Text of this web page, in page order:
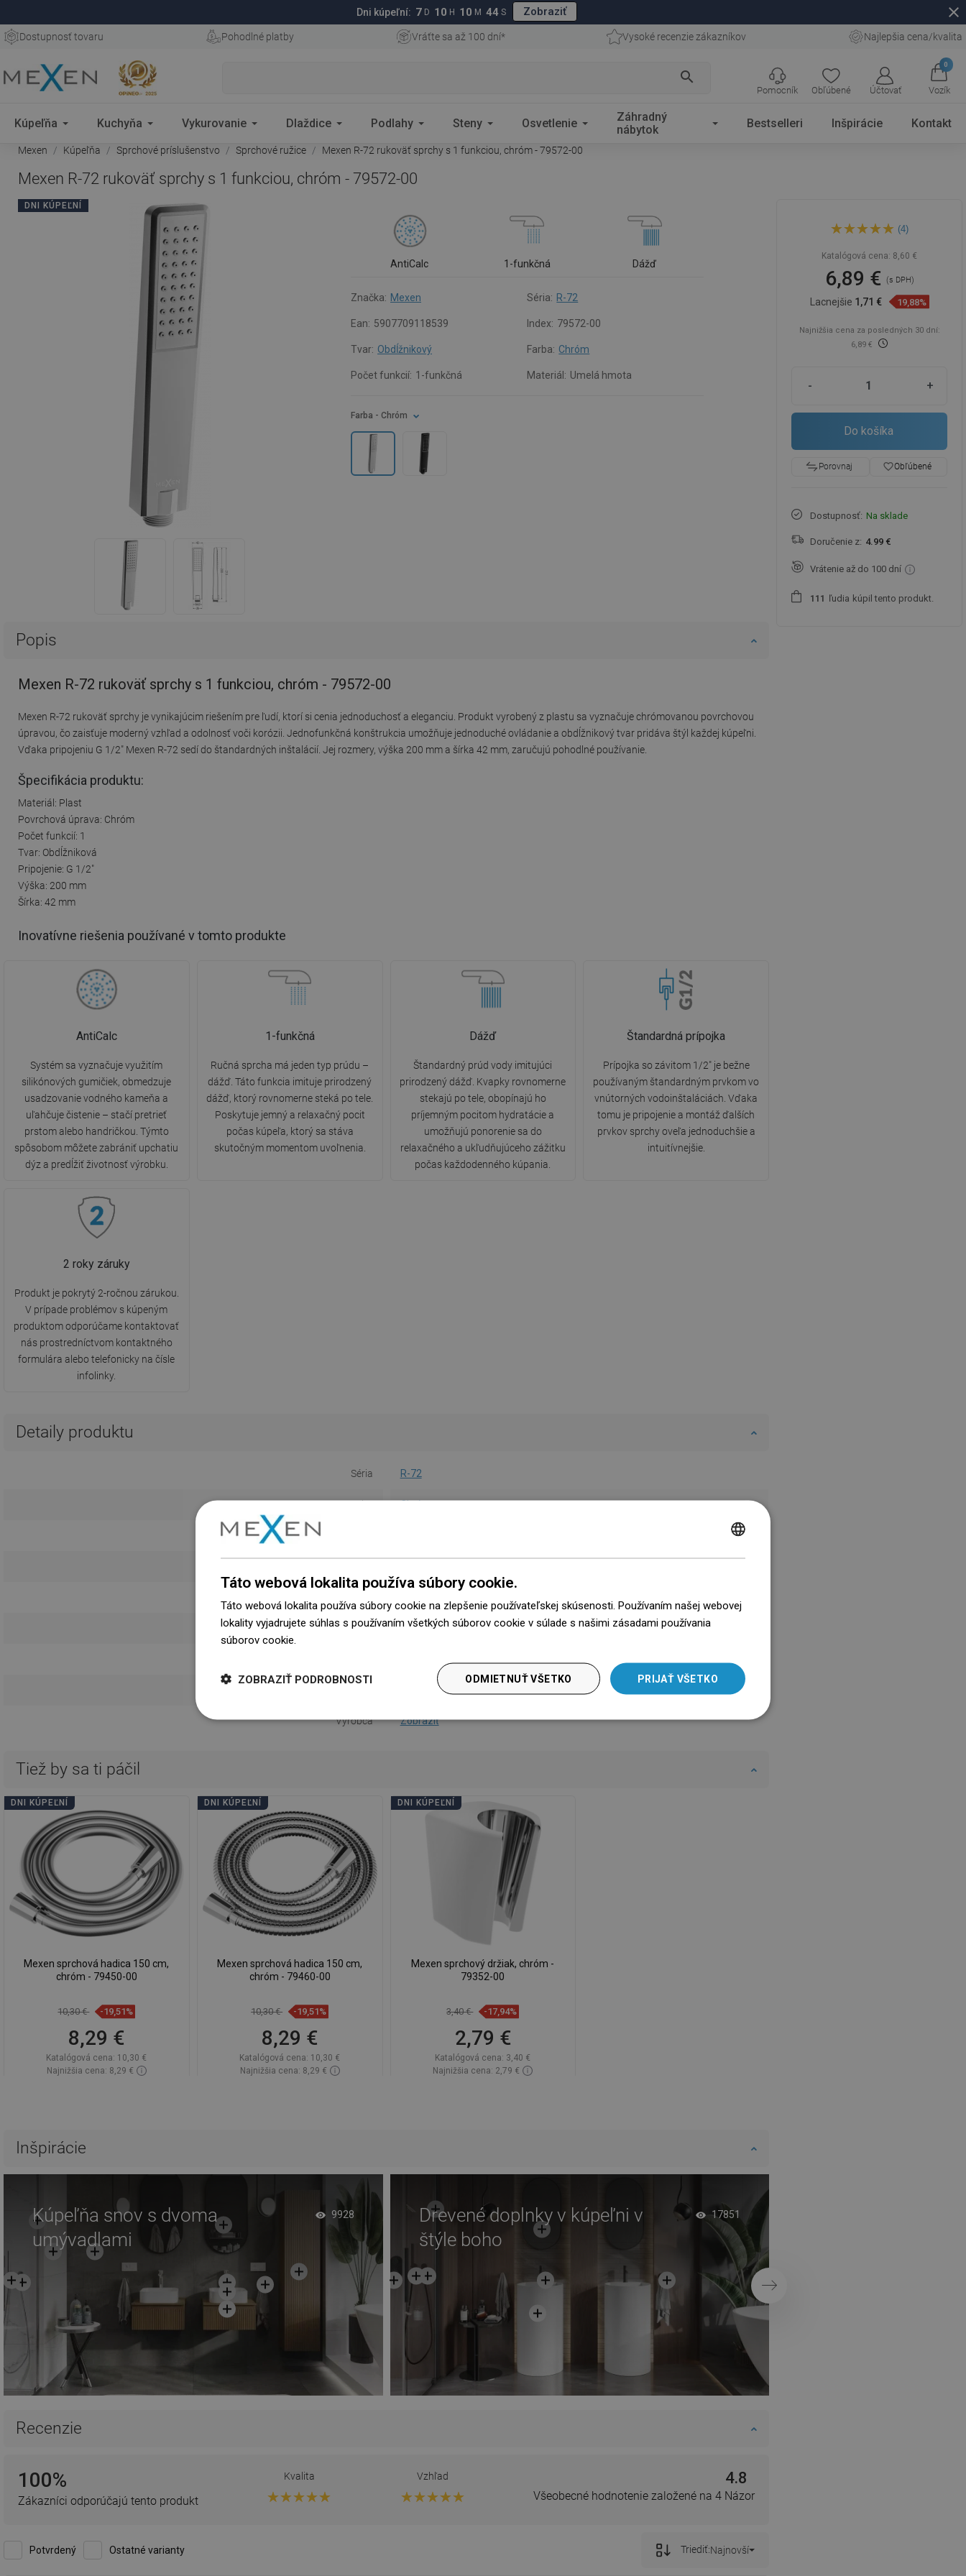
Dni kúpeľní: 7 D 10 H 10 M 43 S Zobraziť close
Dostupnosť tovaru Pohodlné platby Vráťte sa až 100 dní* Vysoké recenzie zákazníkov Najlepšia cena/kvalita
search
Obľúbené Účtovať
0
Vozík
Pomocník
Kúpeľňa Kuchyňa Vykurovanie Dlaždice Podlahy Steny Osvetlenie
Záhradný
nábytok
Bestselleri Inšpirácie Kontakt
Mexen Kúpeľňa Sprchové príslušenstvo Sprchové ružice Mexen R-72 rukoväť sprchy s 1 funkciou, chróm - 79572-00
Mexen R-72 rukoväť sprchy s 1 funkciou, chróm - 79572-00
DNI KÚPEĽNÍ
AntiCalc 1-funkčná Dážď
Značka: Mexen Séria: R-72
Ean: 5907709118539 Index: 79572-00
Tvar: Obdĺžnikový Farba: Chróm
Počet funkcií: 1-funkčná Materiál: Umelá hmota
Farba - Chróm
Popis
Mexen R-72 rukoväť sprchy s 1 funkciou, chróm - 79572-00
Mexen R-72 rukoväť sprchy je vynikajúcim riešením pre ľudí, ktorí si cenia jednoduchosť a eleganciu. Produkt vyrobený z plastu sa vyznačuje chrómovanou povrchovou
úpravou, čo zaisťuje moderný vzhľad a odolnosť voči korózii. Jednofunkčná konštrukcia umožňuje jednoduché ovládanie a obdĺžnikový tvar pridáva štýl každej kúpeľni.
Vďaka pripojeniu G 1/2" Mexen R-72 sedí do štandardných inštalácií. Jej rozmery, výška 200 mm a šírka 42 mm, zaručujú pohodlné používanie.
Špecifikácia produktu:
Materiál: Plast
Povrchová úprava: Chróm
Počet funkcií: 1
Tvar: Obdĺžniková
Pripojenie: G 1/2"
Výška: 200 mm
Šírka: 42 mm
Inovatívne riešenia používané v tomto produkte
AntiCalc
Systém sa vyznačuje využitím
silikónových gumičiek, obmedzuje
usadzovanie vodného kameňa a
uľahčuje čistenie – stačí pretrieť
prstom alebo handričkou. Týmto
spôsobom môžete zabrániť upchatiu
dýz a predĺžiť životnosť výrobku.
1-funkčná
Ručná sprcha má jeden typ prúdu –
dážď. Táto funkcia imituje prirodzený
dážď, ktorý rovnomerne steká po tele.
Poskytuje jemný a relaxačný pocit
počas kúpeľa, ktorý sa stáva
skutočným momentom uvoľnenia.
Dážď
Štandardný prúd vody imitujúci
prirodzený dážď. Kvapky rovnomerne
stekajú po tele, obopínajú ho
príjemným pocitom hydratácie a
umožňujú ponorenie sa do
relaxačného a ukľudňujúceho zážitku
počas každodenného kúpania.
Štandardná prípojka
Prípojka so závitom 1/2" je bežne
používaným štandardným prvkom vo
vnútorných vodoinštaláciách. Vďaka
tomu je pripojenie a montáž ďalších
prvkov sprchy oveľa jednoduchšie a
intuitívnejšie.
2 roky záruky
Produkt je pokrytý 2-ročnou zárukou.
V prípade problémov s kúpeným
produktom odporúčame kontaktovať
nás prostredníctvom kontaktného
formulára alebo telefonicky na čísle
infolinky.
Detaily produktu
Séria R-72
Farba Chróm
Návod na použitie Stiahnutie
Stiahnutie
Výrobca Zobraziť
Tiež by sa ti páčil
DNI KÚPEĽNÍ
Mexen sprchová hadica 150 cm,
chróm - 79450-00
10,30 € -19,51%
8,29 €
Katalógová cena: 10,30 €
Najnižšia cena: 8,29 €
Porovnaj
DNI KÚPEĽNÍ
Mexen sprchová hadica 150 cm,
chróm - 79460-00
10,30 € -19,51%
8,29 €
Katalógová cena: 10,30 €
Najnižšia cena: 8,29 €
DNI KÚPEĽNÍ
Mexen sprchový držiak, chróm -
79352-00
3,40 € -17,94%
2,79 €
Katalógová cena: 3,40 €
Najnižšia cena: 2,79 €
Inšpirácie
Kúpeľňa snov s dvoma
umývadlami
9928
Drevené doplnky v kúpeľni v
štýle boho
17851
Ďalej
Recenzie
100%
Zákazníci odporúčajú tento produkt
Kvalita Vzhľad 4.8
Všeobecné hodnotenie založené na 4 Názor
Potvrdený Ostatné varianty Triediť:Najnovší
Mexen R-72 rukoväť sprchy s
1 funkciou, chróm - 79572-00
(4)
Katalógová cena: 8,60 €
6,89 € (s DPH)
Lacnejšie 1,71 € 19,88%
Najnižšia cena za posledných 30 dní:
6,89 €
- +
Do košíka
Porovnaj favorite_borderObľúbené
Dostupnosť: Na sklade
Doručenie z: 4.99 €
Vrátenie až do 100 dní
1 1 1 ľudia kúpil tento produkt.
LITHUANIAN
ROMANIAN
Táto webová lokalita používa súbory cookie.
Táto webová lokalita používa súbory cookie na zlepšenie používateľskej skúsenosti. Používaním našej webovej
lokality vyjadrujete súhlas s používaním všetkých súborov cookie v súlade s našimi zásadami používania
súborov cookie.
PRIJAŤ VŠETKO
ODMIETNUŤ VŠETKO
ZOBRAZIŤ PODROBNOSTI